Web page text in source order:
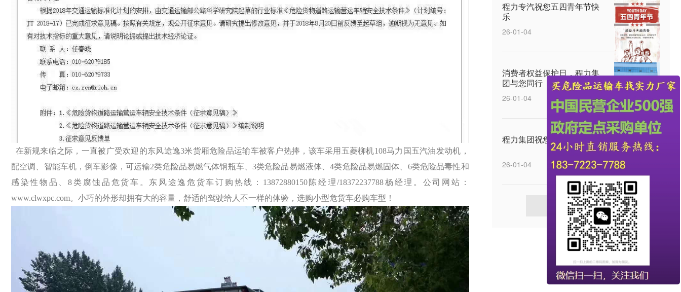
在新规来临之际，一直被广受欢迎的东风途逸3米货厢危险品运输车被客户热捧，该车采用五菱柳机108马力国五汽油发动机，
配空调、智能车机，倒车影像，可运输2类危险品易燃气体钢瓶车、3类危险品易燃液体、4类危险品易燃固体、6类危险品毒性和
感染性物品、8类腐蚀品危货车。东风途逸危货车订购热线：13872880150陈经理/18372237788杨经理。公司网站：
www.clwxpc.com。小巧的外形却拥有大的容量，舒适的驾驶给人不一样的体验，选购小型危货车必购车型！
程力专汽祝您五四青年节快
乐
26-01-04
消费者权益保护日，程力集
团与您同行
26-01-04
程力集团祝您元宵节快乐
26-01-04
查看更多